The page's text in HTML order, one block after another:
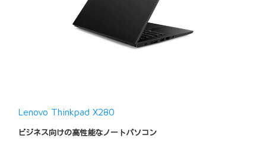
Lenovo Thinkpad X280
ビジネス向けの高性能なノートパソコン